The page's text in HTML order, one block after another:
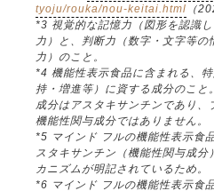
tyoju/rouka/nou-keitai.html （
*3 視覚的な記憶力（図形を認識
力）と、判断力（数字・文字等
力）のこと。
*4 機能性表示食品に含まれる、
持・増進等）に資する成分のこ
成分はアスタキサンチンであり
機能性関与成分ではありません。
*5 マインド フルの機能性表示食
スタキサンチン（機能性関与成
カニズムが明記されているため。
*6 マインド フルの機能性表示食